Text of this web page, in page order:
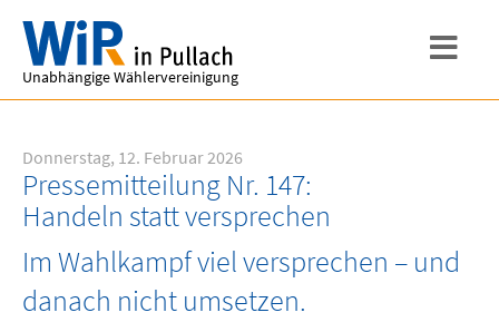
Unabhängige Wählervereinigung
Donnerstag, 12. Februar 2026
Pressemitteilung Nr. 147:
Handeln statt versprechen
Im Wahlkampf viel versprechen – und
danach nicht umsetzen.